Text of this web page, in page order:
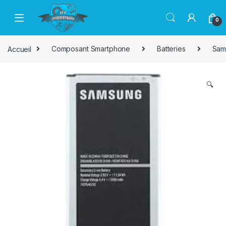
Passer à la navigation
Aller au contenu
0
Accueil Composant Smartphone Batteries
🔍